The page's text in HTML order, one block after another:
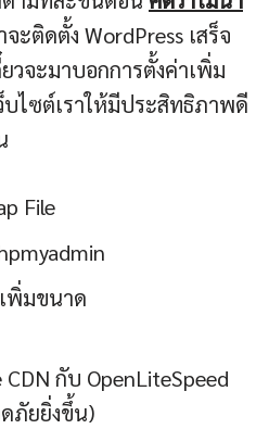
ะติดตั้ง WordPress เสร็จ
วจะมาบอกการตั้งค่าเพิ่ม
ไซต์เราให้มีประสิทธิภาพดี
File
พิ่มขนาด
กับ OpenLiteSpeed
ภัยยิ่งขึ้น)